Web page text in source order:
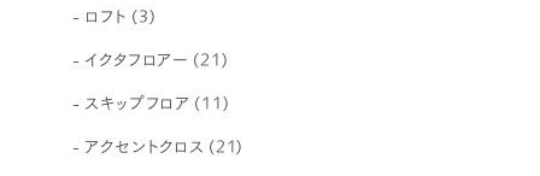
ロフト (3)
イクタフロアー (21)
スキップフロア (11)
アクセントクロス (21)